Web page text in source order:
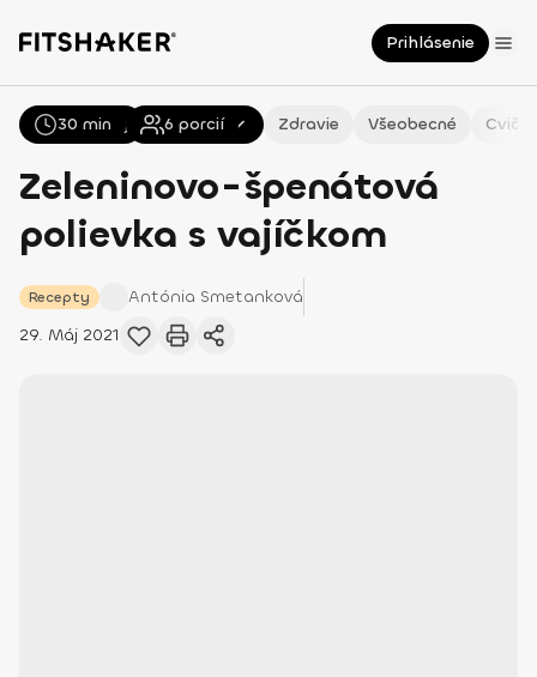
Prihlásenie
Všetky Recepty Zdravie Všeobecné
Zeleninovo-špenátová
polievka s vajíčkom
Recepty Antónia Smetanková
29. Máj 2021
30 min 6 porcií